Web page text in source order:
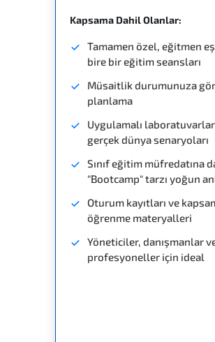
Kapsama Dahil Olanlar:
Tamamen özel, eğitmen
bire bir eğitim seansları
Müsaitlik durumunuza
planlama
Uygulamalı
gerçek dünya senaryoları
Sınıf eğitim müfredatına
"Bootcamp" tarzı yoğun
Oturum kayıtları ve
öğrenme materyalleri
Yöneticiler, danışmanlar
profesyoneller için ideal